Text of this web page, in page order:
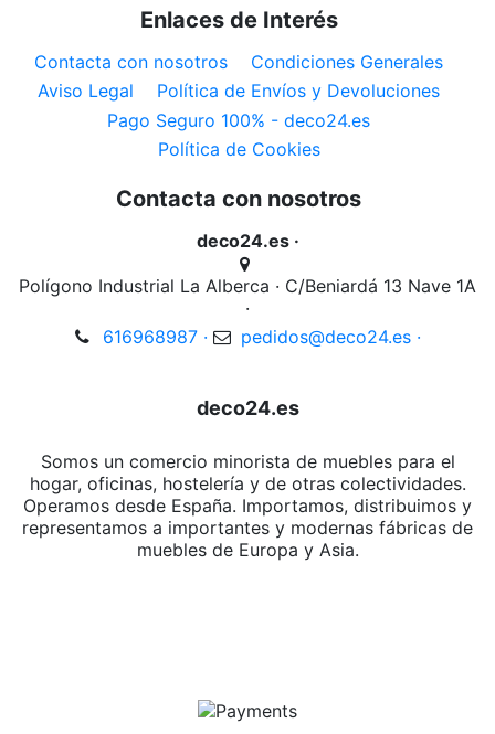
Enlaces de Interés
Contacta con nosotros
Condiciones Generales
Aviso Legal
Política de Envíos y Devoluciones
Pago Seguro 100% - deco24.es
Política de Cookies
Contacta con nosotros
deco24.es ·
Polígono Industrial La Alberca · C/Beniardá 13 Nave 1A
·
616968987 ·
pedidos@deco24.es ·
deco24.es
Somos un comercio minorista de muebles para el
hogar, oficinas, hostelería y de otras colectividades.
Operamos desde España. Importamos, distribuimos y
representamos a importantes y modernas fábricas de
muebles de Europa y Asia.